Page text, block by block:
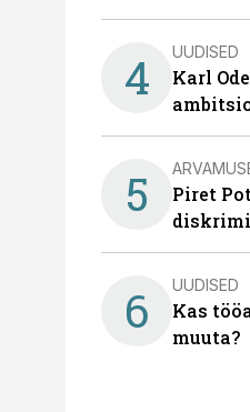
4 UUDISED
Karl
5
Piret
6 UUDISED
Kas
muuta?